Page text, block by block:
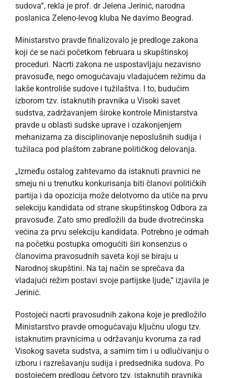
sudova“, rekla je prof. dr Jelena Jerinić, narodna
poslanica Zeleno-levog kluba Ne davimo Beograd.
Ministarstvo pravde finalizovalo je predloge zakona
koji će se naći početkom februara u skupštinskoj
proceduri. Nacrti zakona ne uspostavljaju nezavisno
pravosuđe, nego omogućavaju vladajućem režimu da
lakše kontroliše sudove i tužilaštva. I to, budućim
izborom tzv. istaknutih pravnika u Visoki savet
sudstva, zadržavanjem široke kontrole Ministarstva
pravde u oblasti sudske uprave i ozakonjenjem
mehanizama za disciplinovanje neposlušnih sudija i
tužilaca pod plaštom zabrane političkog delovanja.
„Između ostalog zahtevamo da istaknuti pravnici ne
smeju ni u trenutku konkurisanja biti članovi političkih
partija i da opozicija može delotvorno da utiče na prvu
selekciju kandidata od strane skupštinskog Odbora za
pravosuđe. Zato smo predložili da bude dvotrećinska
većina za prvu selekciju kandidata. Potrebno je odmah
na početku postupka omogućiti širi konsenzus o
članovima pravosudnih saveta koji se biraju u
Narodnoj skupštini. Na taj način se sprečava da
vladajući režim postavi svoje partijske ljude,“ izjavila je
Jerinić.
Postojeći nacrti pravosudnih zakona koje je predložilo
Ministarstvo pravde omogućavaju ključnu ulogu tzv.
istaknutim pravnicima u održavanju kvoruma za rad
Visokog saveta sudstva, a samim tim i u odlučivanju o
izboru i razrešavanju sudija i predsednika sudova. Po
postojećem predlogu četvoro tzv. istaknutih pravnika